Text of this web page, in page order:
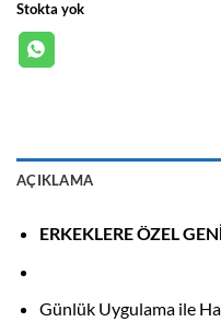
Stokta yok
AÇIKLAMA
ERKEKLERE ÖZEL
Günlük Uygulama ile